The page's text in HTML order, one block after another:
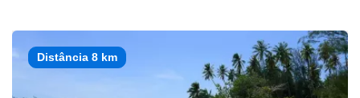
Distância 8 km